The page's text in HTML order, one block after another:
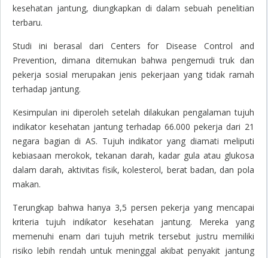
kesehatan jantung, diungkapkan di dalam sebuah penelitian
terbaru.
Studi ini berasal dari Centers for Disease Control and
Prevention, dimana ditemukan bahwa pengemudi truk dan
pekerja sosial merupakan jenis pekerjaan yang tidak ramah
terhadap jantung.
Kesimpulan ini diperoleh setelah dilakukan pengalaman tujuh
indikator kesehatan jantung terhadap 66.000 pekerja dari 21
negara bagian di AS. Tujuh indikator yang diamati meliputi
kebiasaan merokok, tekanan darah, kadar gula atau glukosa
dalam darah, aktivitas fisik, kolesterol, berat badan, dan pola
makan.
Terungkap bahwa hanya 3,5 persen pekerja yang mencapai
kriteria tujuh indikator kesehatan jantung. Mereka yang
memenuhi enam dari tujuh metrik tersebut justru memiliki
risiko lebih rendah untuk meninggal akibat penyakit jantung